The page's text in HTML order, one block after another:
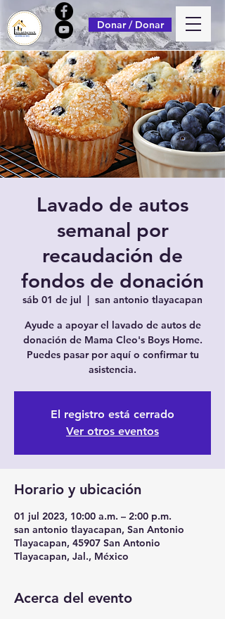
Donar / Donar
Lavado de autos
semanal por
recaudación de
fondos de donación
sáb 01 de jul
  |
san antonio tlayacapan
Ayude a apoyar el lavado de autos de
donación de Mama Cleo's Boys Home.
Puedes pasar por aquí o confirmar tu
asistencia.
El registro está cerrado
Ver otros eventos
Horario y ubicación
01 jul 2023, 10:00 a.m. – 2:00 p.m.
san antonio tlayacapan, San Antonio
Tlayacapan, 45907 San Antonio
Tlayacapan, Jal., México
Acerca del evento